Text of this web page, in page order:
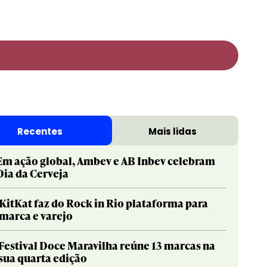
Social & Creator
Sustainable Development Goals
Titanium
PR
Social & Creator
Recentes Mais lidas
ação global, Ambev e AB Inbev celebram
da Cerveja
faz do Rock in Rio plataforma para
e varejo
Doce Maravilha reúne 13 marcas na
quarta edição